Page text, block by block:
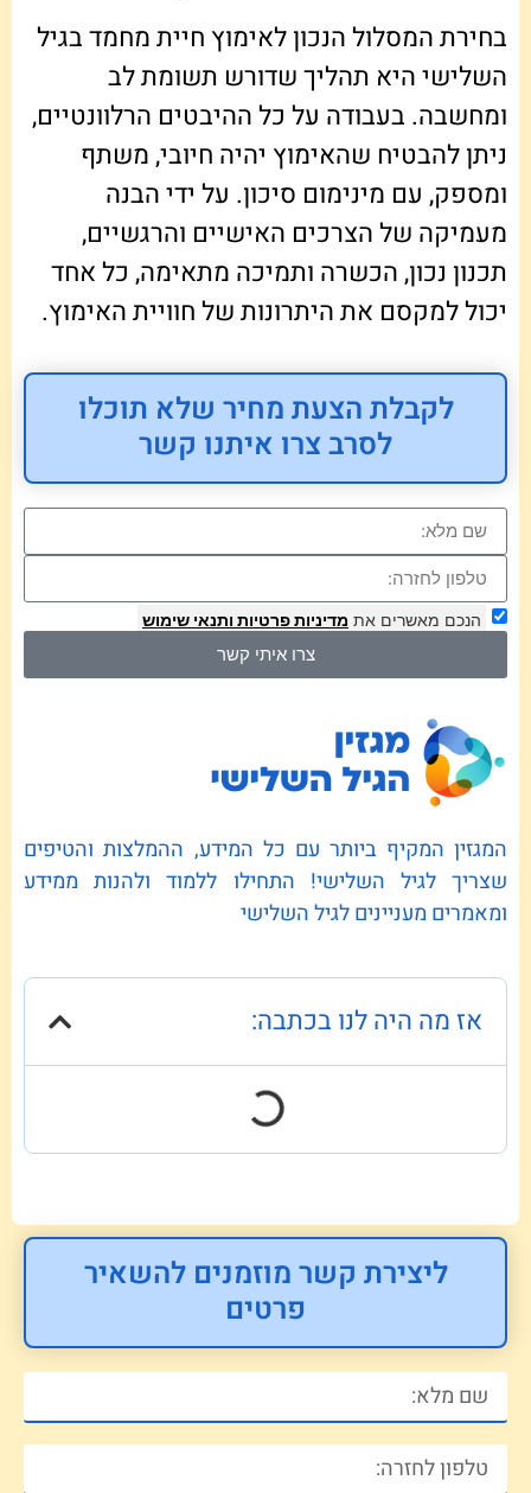
בחירת המסלול הנכון לאימוץ חיית מחמד בגיל
השלישי היא תהליך שדורש תשומת לב
ומחשבה. בעבודה על כל ההיבטים הרלוונטיים,
ניתן להבטיח שהאימוץ יהיה חיובי, משתף
ומספק, עם מינימום סיכון. על ידי הבנה
מעמיקה של הצרכים האישיים והרגשיים,
תכנון נכון, הכשרה ותמיכה מתאימה, כל אחד
יכול למקסם את היתרונות של חוויית האימוץ.
לקבלת הצעת מחיר שלא תוכלו
לסרב צרו איתנו קשר
הנכם מאשרים את מדיניות פרטיות ותנאי שימוש
צרו איתי קשר
המגזין המקיף ביותר עם כל המידע, ההמלצות והטיפים
שצריך לגיל השלישי! התחילו ללמוד ולהנות ממידע
ומאמרים מעניינים לגיל השלישי
אז מה היה לנו בכתבה:
ליצירת קשר מוזמנים להשאיר
פרטים